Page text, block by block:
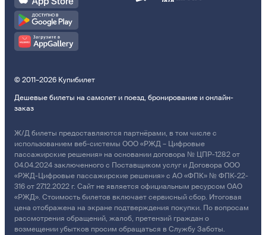
© 2011–2026 Купибилет
Дешевые билеты на самолет и поезд, бронирование и онлайн-
заказ
Ж/Д билеты предоставляются партнёрами, в том числе с
использованием веб-системы ООО «РЖД – Цифровые
пассажирские решения» на основании договора № ЦПР-1282 от
04.04.2024 заключенного с Поставщиком услуг и Договора ООО
«РЖД-Цифровые пассажирские решения» с АО «ФПК» № ФПК-22-
316 от 27.12.2022 г. Сайт не является официальным ресурсом ОАО
«РЖД». Стоимость билетов включает сервисный сбор. Итоговая
цена отображена на экране подтверждения покупки. По вопросам
рассмотрения обращений, жалоб, претензий граждан о
возмещении убытков просим обращаться в Службу Заботы.